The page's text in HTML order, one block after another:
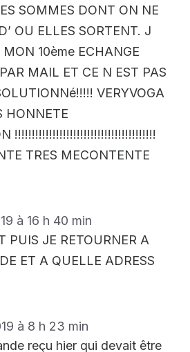
SOMMES DONT ON NE
OU ELLES SORTENT. J
MON 10ème ECHANGE
MAIL ET CE N EST PAS
VERYVOGA
HONNETE
!!!!!!!!!!!!!!!!!!!!!!!!!!!!!!!!!!!!!!!!!
TRES MECONTENTE
à 16 h 40 min
PUIS JE RETOURNER A
ET A QUELLE ADRESS
à 8 h 23 min
reçu hier qui devait être